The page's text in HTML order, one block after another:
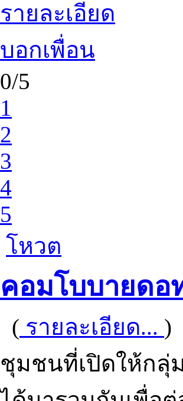
รายละเอียด
บอกเพื่อน
0/5
1
2
3
4
5
โหวต
คอมโบบายดอ
( รายละเอียด... )
ชุมชนที่เปิดให้กลุ่